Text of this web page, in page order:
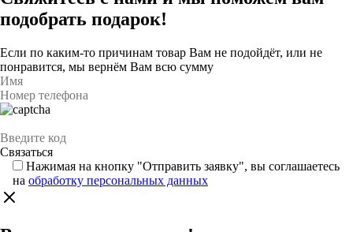
подобрать подарок!
Если по каким-то причинам товар Вам не подойдёт, или не
понравится, мы вернём Вам всю сумму
Нажимая на кнопку "Отправить заявку", вы соглашаетесь
на обработку персональных данных